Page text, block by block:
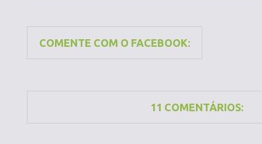
COMENTE COM O FACEBOOK:
11 COMENTÁRIOS: